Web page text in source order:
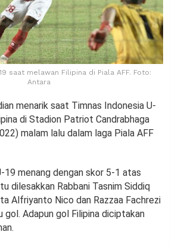
saat melawan Filipina di Piala AFF. Foto:
Antara
menarik saat Timnas Indonesia U-
di Stadion Patriot Candrabhaga
malam lalu dalam laga Piala AFF
19 menang dengan skor 5-1 atas
dilesakkan Rabbani Tasnim Siddiq
Alfriyanto Nico dan Razzaa Fachrezi
gol. Adapun gol Filipina diciptakan